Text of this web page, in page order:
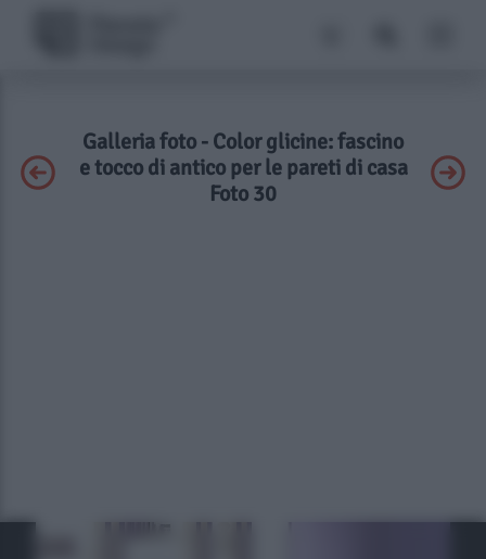
Galleria foto - Color glicine: fascino
e tocco di antico per le pareti di casa
Foto 30